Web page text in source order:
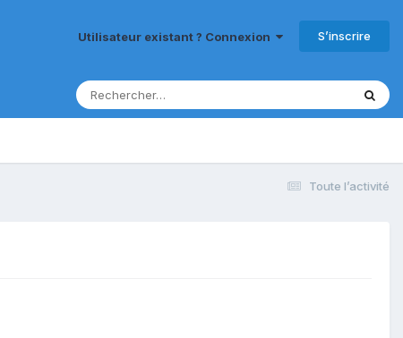
Utilisateur existant ? Connexion S’inscrire
Toute l’activité